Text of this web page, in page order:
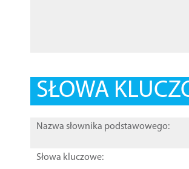
SŁOWA
Nazwa słownika podstawowego:
Słowa kluczowe: